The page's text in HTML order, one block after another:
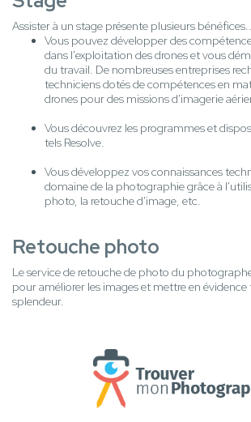
Assister à un stage présente plusieurs
Vous pouvez développer des
dans l'exploitation des drones et vous
du travail. De nombreuses entreprises
techniciens dotés de compétences en
drones pour des missions d'imagerie
Vous découvrez les programmes et
tels Resolve.
Vous développez vos connaissances
domaine de la photographie grâce à
photo, la retouche d'image, etc.
Retouche photo
Le service de retouche de photo du
pour améliorer les images et mettre en
splendeur.